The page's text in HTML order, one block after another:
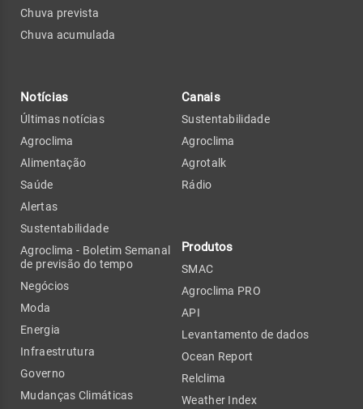
Chuva prevista
Chuva acumulada
Notícias
Últimas notícias
Agroclima
Alimentação
Saúde
Alertas
Sustentabilidade
Agroclima - Boletim Semanal
de previsão do tempo
Negócios
Moda
Energia
Infraestrutura
Governo
Mudanças Climáticas
Canais
Sustentabilidade
Agroclima
Agrotalk
Rádio
Produtos
SMAC
Agroclima PRO
API
Levantamento de dados
Ocean Report
Relclima
Weather Index